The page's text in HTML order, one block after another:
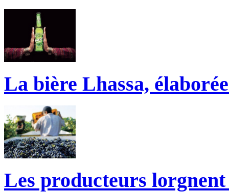
La bière Lhassa,
Les producteurs